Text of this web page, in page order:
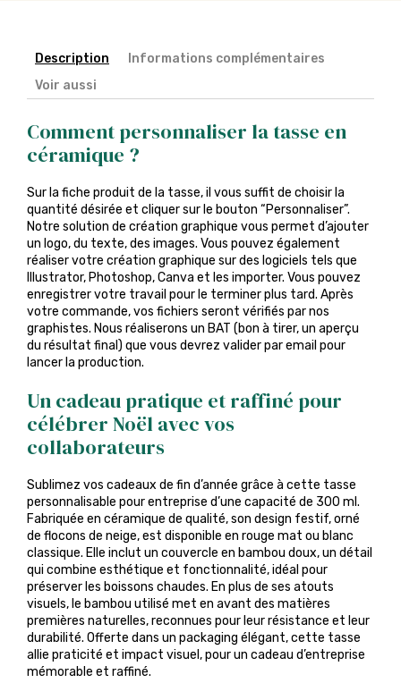
Description
Informations complémentaires
Voir aussi
Comment personnaliser la tasse en
céramique ?
Sur la fiche produit de la tasse, il vous suffit de choisir la
quantité désirée et cliquer sur le bouton “Personnaliser”.
Notre solution de création graphique vous permet d’ajouter
un logo, du texte, des images. Vous pouvez également
réaliser votre création graphique sur des logiciels tels que
Illustrator, Photoshop, Canva et les importer. Vous pouvez
enregistrer votre travail pour le terminer plus tard. Après
votre commande, vos fichiers seront vérifiés par nos
graphistes. Nous réaliserons un BAT (bon à tirer, un aperçu
du résultat final) que vous devrez valider par email pour
lancer la production.
Un cadeau pratique et raffiné pour
célébrer Noël avec vos
collaborateurs
Sublimez vos cadeaux de fin d’année grâce à cette tasse
personnalisable pour entreprise d’une capacité de 300 ml.
Fabriquée en céramique de qualité, son design festif, orné
de flocons de neige, est disponible en rouge mat ou blanc
classique. Elle inclut un couvercle en bambou doux, un détail
qui combine esthétique et fonctionnalité, idéal pour
préserver les boissons chaudes. En plus de ses atouts
visuels, le bambou utilisé met en avant des matières
premières naturelles, reconnues pour leur résistance et leur
durabilité. Offerte dans un packaging élégant, cette tasse
allie praticité et impact visuel, pour un cadeau d’entreprise
mémorable et raffiné.